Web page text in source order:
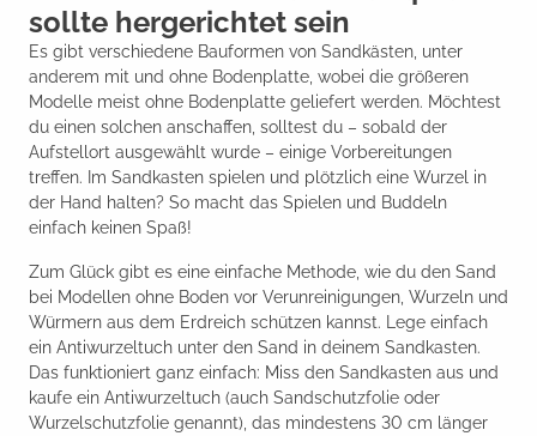
sollte hergerichtet sein
Es gibt verschiedene Bauformen von Sandkästen, unter
anderem mit und ohne Bodenplatte, wobei die größeren
Modelle meist ohne Bodenplatte geliefert werden. Möchtest
du einen solchen anschaffen, solltest du – sobald der
Aufstellort ausgewählt wurde – einige Vorbereitungen
treffen. Im Sandkasten spielen und plötzlich eine Wurzel in
der Hand halten? So macht das Spielen und Buddeln
einfach keinen Spaß!
Zum Glück gibt es eine einfache Methode, wie du den Sand
bei Modellen ohne Boden vor Verunreinigungen, Wurzeln und
Würmern aus dem Erdreich schützen kannst. Lege einfach
ein Antiwurzeltuch unter den Sand in deinem Sandkasten.
Das funktioniert ganz einfach: Miss den Sandkasten aus und
kaufe ein Antiwurzeltuch (auch Sandschutzfolie oder
Wurzelschutzfolie genannt), das mindestens 30 cm länger